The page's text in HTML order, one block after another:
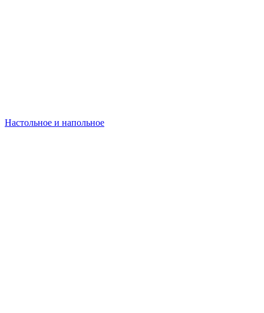
Настольное и напольное